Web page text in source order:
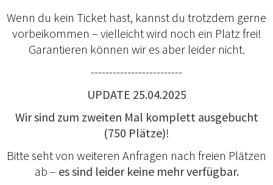
Wenn du kein Ticket hast, kannst du trotzdem gerne
vorbeikommen – vielleicht wird noch ein Platz frei!
Garantieren können wir es aber leider nicht.
-------------------------
UPDATE 25.04.2025
Wir sind zum zweiten Mal komplett ausgebucht
(750 Plätze)!
Bitte seht von weiteren Anfragen nach freien Plätzen
ab – es sind leider keine mehr verfügbar.